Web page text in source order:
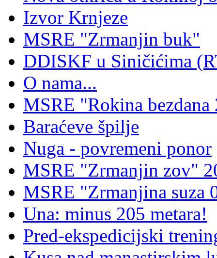
Izvor Krnjeze
MSRE "Zrmanjin buk"
DDISKF u Siničićima
O nama...
MSRE "Rokina bezdana
Baraćeve špilje
Nuga - povremeni ponor
MSRE "Zrmanjin zov"
MSRE "Zrmanjina suza
Una: minus 205 metara!
Pred-ekspedicijski